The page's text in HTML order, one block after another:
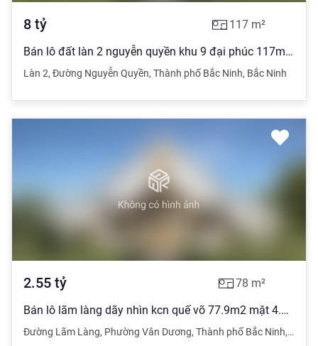
8 tỷ 117 m²
Bán lô đất làn 2 nguyễn quyền khu 9 đại phúc 117m2 mặt 9.96m hướng ĐN giá 8ty
Làn 2, Đường Nguyễn Quyền, Thành phố Bắc Ninh, Bắc Ninh
2.55 tỷ 78 m²
Bán lô lãm làng dãy nhìn kcn quế võ 77.9m2 mặt 4.5m ĐB giá 2ty55
Đường Lãm Làng, Phường Vân Dương, Thành phố Bắc Ninh, Bắc